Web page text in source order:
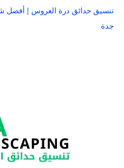
تنسيق حدائق درة العروس | أفضل
جدة